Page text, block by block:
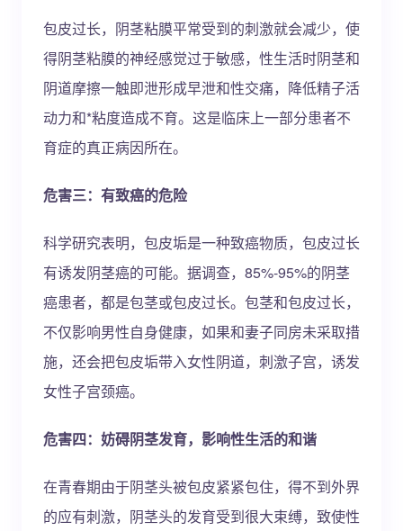
包皮过长，阴茎粘膜平常受到的刺激就会减少，使
得阴茎粘膜的神经感觉过于敏感，性生活时阴茎和
阴道摩擦一触即泄形成早泄和性交痛，降低精子活
动力和*粘度造成不育。这是临床上一部分患者不
育症的真正病因所在。
危害三：有致癌的危险
科学研究表明，包皮垢是一种致癌物质，包皮过长
有诱发阴茎癌的可能。据调查，85%-95%的阴茎
癌患者，都是包茎或包皮过长。包茎和包皮过长，
不仅影响男性自身健康，如果和妻子同房未采取措
施，还会把包皮垢带入女性阴道，刺激子宫，诱发
女性子宫颈癌。
危害四：妨碍阴茎发育，影响性生活的和谐
在青春期由于阴茎头被包皮紧紧包住，得不到外界
的应有刺激，阴茎头的发育受到很大束缚，致使性